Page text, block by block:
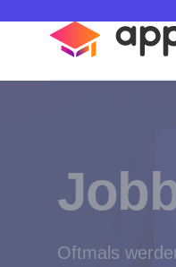
apprex
Oftmals